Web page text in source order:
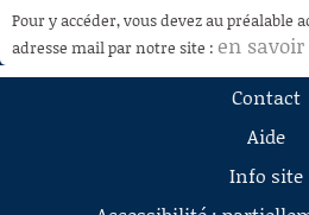
RECHERCHE
AIDE À LA DÉCOUPE
DE VIDÉOS
Pour y accéder, vous devez au préalable
adresse mail par notre site : en
Contact
Aide
Info site